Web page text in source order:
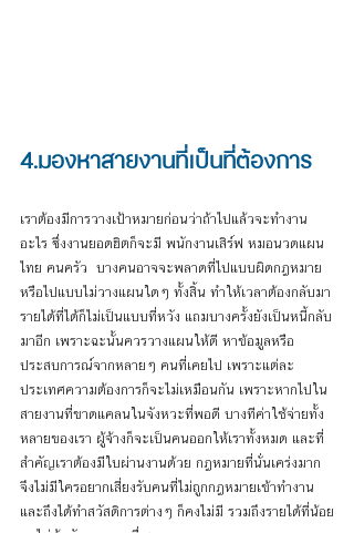
4.มองหาสายงานที่เป็นที่ต้องการ
เราต้องมีการวางเป้าหมายก่อนว่าถ้าไปแล้วจะทำงาน
อะไร ซึ่งงานยอดฮิตก็จะมี พนักงานเสิร์ฟ หมอนวดแผน
ไทย คนครัว  บางคนอาจจะพลาดที่ไปแบบผิดกฎหมาย
หรือไปแบบไม่วางแผนใดๆ ทั้งสิ้น ทำให้เวลาต้องกลับมา
รายได้ที่ได้ก็ไม่เป็นแบบที่หวัง แถมบางครั้งยังเป็นหนี้กลับ
มาอีก เพราะฉะนั้นควรวางแผนให้ดี หาข้อมูลหรือ
ประสบการณ์จากหลายๆ คนที่เคยไป เพราะแต่ละ
ประเทศความต้องการก็จะไม่เหมือนกัน เพราะหากไปใน
สายงานที่ขาดแคลนในจังหวะที่พอดี บางทีค่าใช้จ่ายทั้ง
หลายของเรา ผู้จ้างก็จะเป็นคนออกให้เราทั้งหมด และที่
สำคัญเราต้องมีใบผ่านงานด้วย กฎหมายที่นั่นเคร่งมาก
จึงไม่มีใครอยากเสี่ยงรับคนที่ไม่ถูกกฎหมายเข้าทำงาน
และถึงได้ทำสวัสดิการต่างๆ ก็คงไม่มี รวมถึงรายได้ที่น้อย